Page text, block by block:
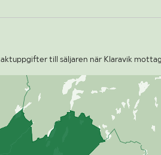
till säljaren när Klaravik